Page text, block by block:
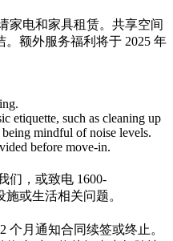
家电和家具租赁。共享空间
额外服务福利将于 2025 年
etiquette, such as cleaning up
being mindful of noise levels.
before move-in.
们，或致电 1600-
施或生活相关问题。
个月通知合同续签或终止。